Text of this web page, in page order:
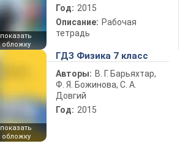
показать
обложку
Год: 2015
Описание: Рабочая
тетрадь
показать
обложку
ГДЗ Физика 7 класс
Авторы: В. Г. Барьяхтар,
Ф. Я. Божинова, С. А.
Довгий
Год: 2015